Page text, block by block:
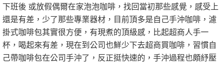
下班後 或放假偶爾在家泡泡咖啡，找回當初那些感覺，感受上
還是有差，少了那些專業器材，目前頂多是自己手沖咖啡，濾
掛式咖啡包其實很方便，有現煮的頂級感，比起超商人手一
杯，喝起來有差，現在到公司也鮮少下去超商買咖啡，習慣自
己帶咖啡包在公司手沖了，反正挺快速的，手沖過程也頗紓壓